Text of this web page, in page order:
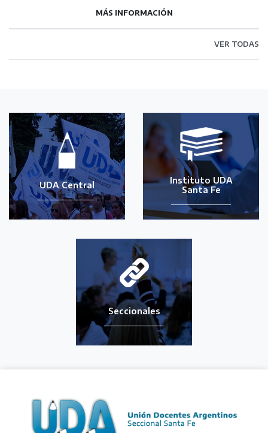
MÁS INFORMACIÓN
VER TODAS
UDA Central
Instituto UDA
Santa Fe
Seccionales